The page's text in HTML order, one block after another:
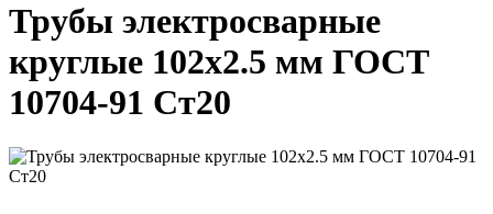
Трубы электросварные
круглые 102x2.5 мм ГОСТ
10704-91 Ст20